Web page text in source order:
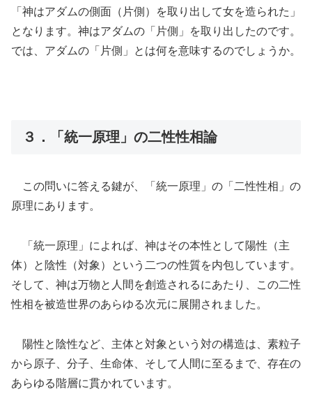
「神はアダムの側面（片側）を取り出して女を造られた」
となります。神はアダムの「片側」を取り出したのです。
では、アダムの「片側」とは何を意味するのでしょうか。
３．「統一原理」の二性性相論
この問いに答える鍵が、「統一原理」の「二性性相」の
原理にあります。
「統一原理」によれば、神はその本性として陽性（主
体）と陰性（対象）という二つの性質を内包しています。
そして、神は万物と人間を創造されるにあたり、この二性
性相を被造世界のあらゆる次元に展開されました。
陽性と陰性など、主体と対象という対の構造は、素粒子
から原子、分子、生命体、そして人間に至るまで、存在の
あらゆる階層に貫かれています。